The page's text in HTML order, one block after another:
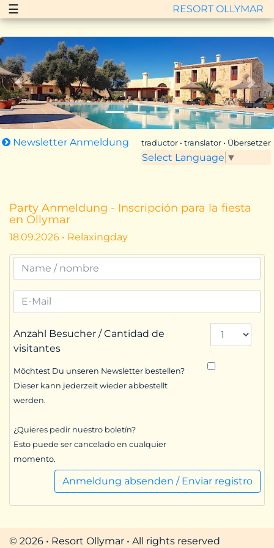
☰ RESORT OLLYMAR
Zurück Vor
Newsletter Anmeldung traductor • translator • Übersetzer
Select Language ▼
Party Anmeldung - Inscripción para la fiesta
en Ollymar
18.09.2026 • Relaxingday
Anzahl Besucher / Cantidad de
visitantes
Möchtest Du unseren Newsletter bestellen?
Dieser kann jederzeit wieder abbestellt
werden.
¿Quieres pedir nuestro boletín?
Esto puede ser cancelado en cualquier
momento.
Anmeldung absenden / Enviar registro
© 2026 • Resort Ollymar • All rights reserved